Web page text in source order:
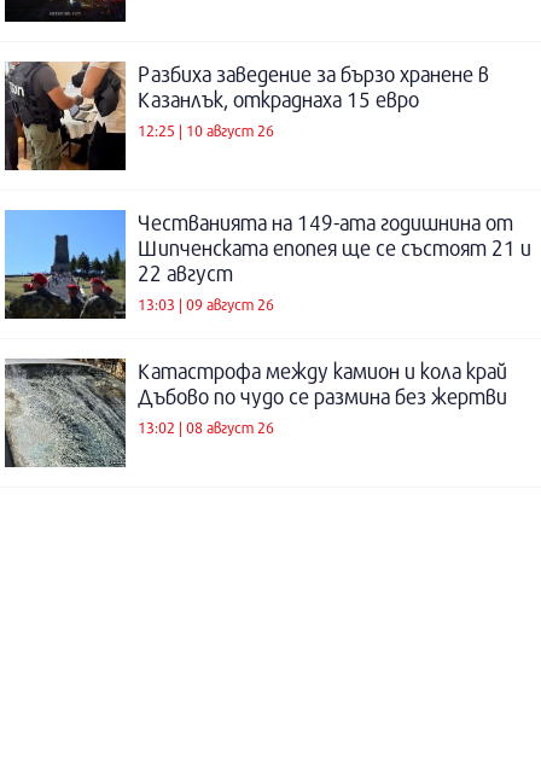
Разбиха заведение за бързо хранене в
Казанлък, откраднаха 15 евро
12:25 | 10 август 26
Честванията на 149-ата годишнина от
Шипченската епопея ще се състоят 21 и
22 август
13:03 | 09 август 26
Катастрофа между камион и кола край
Дъбово по чудо се размина без жертви
13:02 | 08 август 26